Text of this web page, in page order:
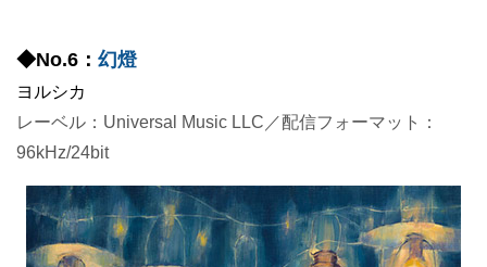
◆No.6： 幻燈
ヨルシカ
レーベル：Universal Music LLC／配信フォーマット：
96kHz/24bit